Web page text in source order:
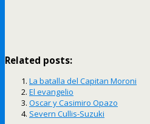
Related posts:
La batalla del Capitan Moroni
El evangelio
Oscar y Casimiro Opazo
Severn Cullis-Suzuki